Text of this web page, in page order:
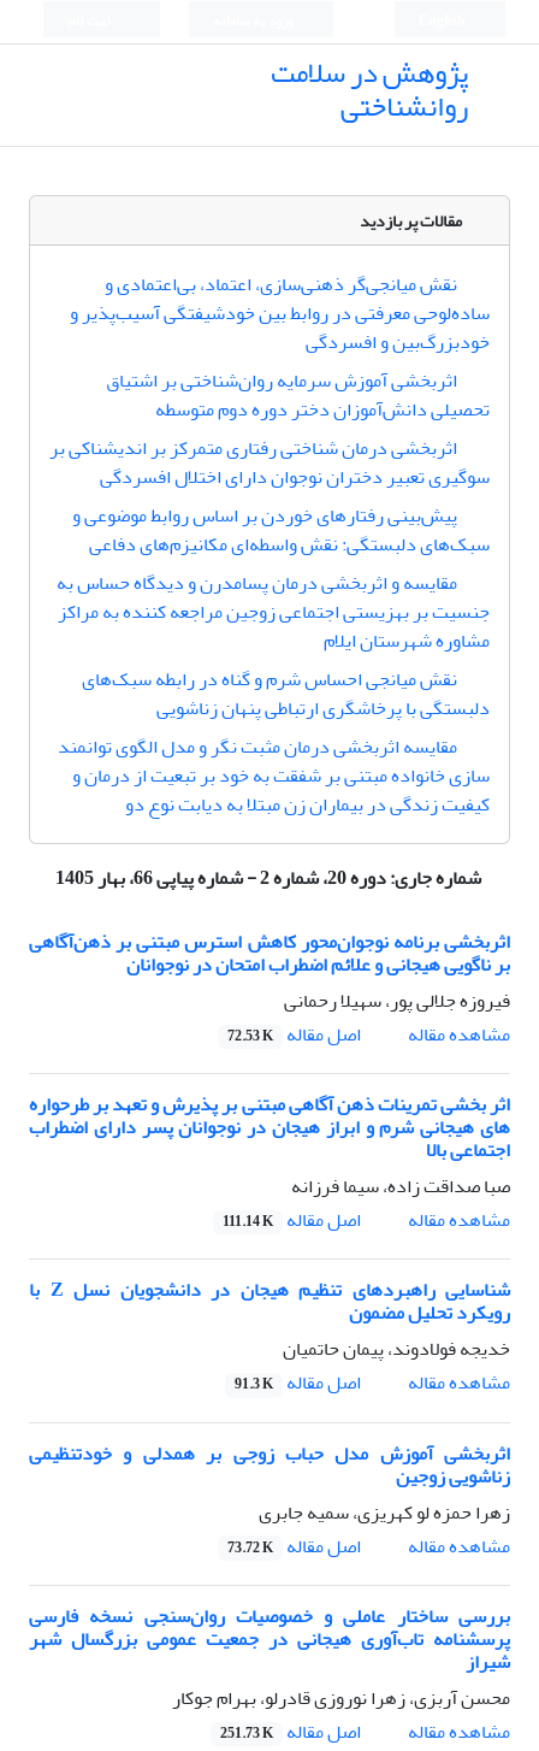
پژوهش در سلامت
روانشناختی
مقالات پر بازدید
نقش میانجی‌گر ذهنی‌سازی، اعتماد، بی‌اعتمادی و
ساده‌لوحی معرفتی در روابط بین خودشیفتگی آسیب‌پذیر و
خودبزرگ‌بین و افسردگی
اثربخشی آموزش سرمایه روان‌شناختی بر اشتیاق
تحصیلی دانش‌آموزان دختر دوره دوم متوسطه
اثربخشی درمان شناختی رفتاری متمرکز بر اندیشناکی بر
سوگیری تعبیر دختران نوجوان دارای اختلال افسردگی
پیش‌بینی رفتارهای خوردن بر اساس روابط موضوعی و
سبک‌های دلبستگی: نقش ‌واسطه‌ای مکانیزم‌های دفاعی
مقایسه و اثربخشی درمان پسامدرن و دیدگاه حساس به
جنسیت بر بهزیستی اجتماعی زوجین مراجعه کننده به مراکز
مشاوره شهرستان ایلام
نقش میانجی احساس شرم و گناه در رابطه سبک‌های
دلبستگی با پرخاشگری ارتباطی پنهان زناشویی
مقایسه اثربخشی درمان مثبت نگر و مدل الگوی توانمند
سازی خانواده مبتنی بر شفقت به خود بر تبعیت از درمان و
کیفیت زندگی در بیماران زن مبتلا به دیابت نوع دو
شماره جاری:دوره 20، شماره 2 - شماره پیاپی 66، بهار 1405
اثربخشی برنامه نوجوان‌محور کاهش استرس مبتنی بر ذهن‌آگاهی
بر ناگویی هیجانی و علائم اضطراب امتحان در نوجوانان
فیروزه جلالی پور، سهیلا رحمانی
مشاهده مقاله
اصل مقاله 72.53 K
اثر بخشی تمرینات ذهن آگاهی مبتنی بر پذیرش و تعهد بر طرحواره
های هیجانی شرم و ابراز هیجان در نوجوانان پسر دارای اضطراب
اجتماعی بالا
صبا صداقت زاده، سیما فرزانه
مشاهده مقاله
اصل مقاله 111.14 K
شناسایی راهبردهای تنظیم هیجان در دانشجویان نسل Z با
رویکرد تحلیل مضمون
خدیجه فولادوند، پیمان حاتمیان
مشاهده مقاله
اصل مقاله 91.3 K
اثربخشی آموزش مدل حباب زوجی بر همدلی و خودتنظیمی
زناشویی زوجین
زهرا حمزه لو کهریزی، سمیه جابری
مشاهده مقاله
اصل مقاله 73.72 K
بررسی ساختار عاملی و خصوصیات روان‌سنجی نسخه فارسی
پرسشنامه تاب‌آوری هیجانی در جمعیت عمومی بزرگسال شهر
شیراز
محسن آربزی، زهرا نوروزی قادرلو، بهرام جوکار
مشاهده مقاله
اصل مقاله 251.73 K